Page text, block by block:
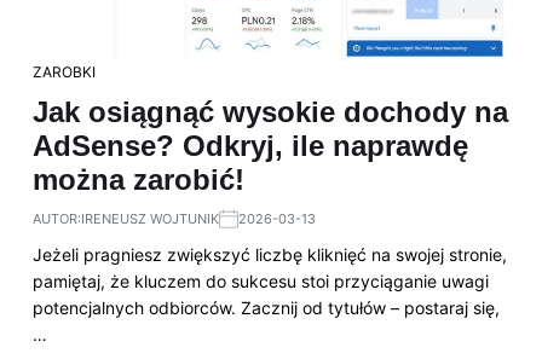
ZAROBKI
Jak osiągnąć wysokie dochody na
AdSense? Odkryj, ile naprawdę
można zarobić!
AUTOR:IRENEUSZ WOJTUNIK 2026-03-13
Jeżeli pragniesz zwiększyć liczbę kliknięć na swojej stronie,
pamiętaj, że kluczem do sukcesu stoi przyciąganie uwagi
potencjalnych odbiorców. Zacznij od tytułów – postaraj się,
…